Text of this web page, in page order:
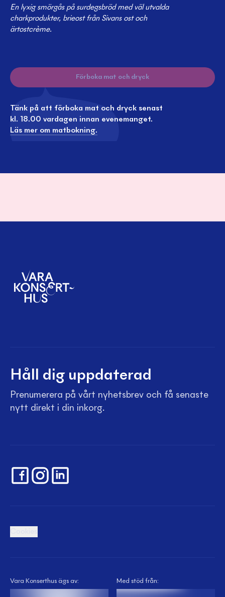
En lyxig smörgås på surdegsbröd med väl utvalda
charkprodukter, brieost från Sivans ost och
ärtostcrème.
Förboka mat och dryck
Tänk på att förboka mat och dryck senast
kl. 18.00 vardagen innan evenemanget.
Läs mer om matbokning.
Håll dig uppdaterad
Prenumerera på vårt nyhetsbrev och få senaste
nytt direkt i din inkorg.
Vara Konserthus ägs av: Med stöd från: